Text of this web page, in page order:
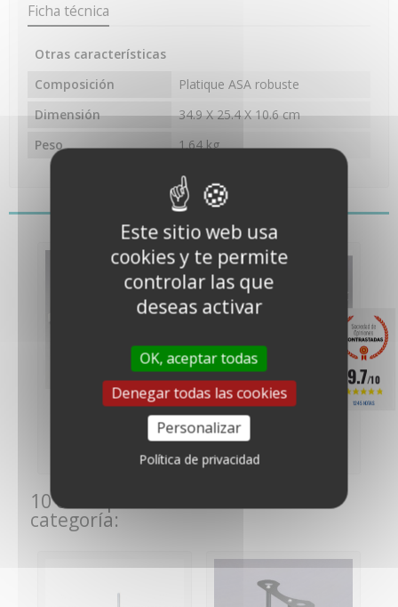
Ficha técnica
Otras características
Composición
Platique ASA robuste
Dimensión
34.9 X 25.4 X 10.6 cm
Peso
1.64 kg
También le puede gustar
Kit de energía solar
para estaciones...
(390,83 €
Kit de energía solar
de alta potencia
489,00 €
10 otros productos de la misma
categoría:
9.7/10
1245 NOTAS
Este sitio web usa
cookies y te permite
controlar las que
deseas activar
OK, aceptar todas
Denegar todas las cookies
Personalizar
Política de privacidad